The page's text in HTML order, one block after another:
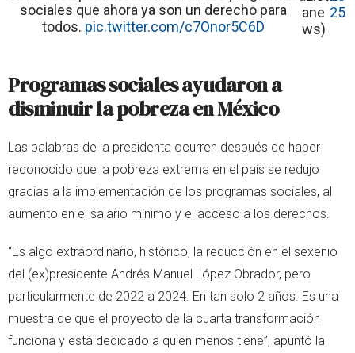
sociales que ahora ya son un derecho para
todos. pic.twitter.com/c7Onor5C6D
ane
ws)
25
Programas sociales ayudaron a
disminuir la pobreza en México
Las palabras de la presidenta ocurren después de haber
reconocido que la pobreza extrema en el país se redujo
gracias a la implementación de los programas sociales, al
aumento en el salario mínimo y el acceso a los derechos.
“Es algo extraordinario, histórico, la reducción en el sexenio
del (ex)presidente Andrés Manuel López Obrador, pero
particularmente de 2022 a 2024. En tan solo 2 años. Es una
muestra de que el proyecto de la cuarta transformación
funciona y está dedicado a quien menos tiene”, apuntó la